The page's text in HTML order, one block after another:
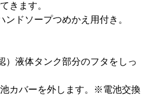
きます。
ドソープつめかえ用付き。
）液体タンク部分のフタをしっ
池カバーを外します。※電池交換